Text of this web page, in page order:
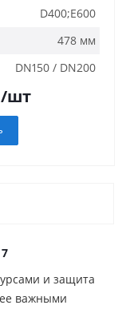
D400;E600
478 мм
DN150 / DN200
/шт
7
и защита
важными